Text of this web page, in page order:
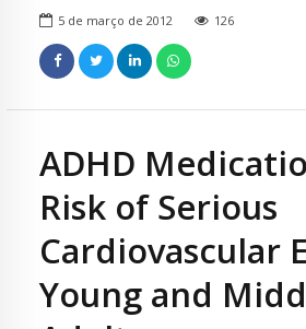
5 de março de 2012 126
ADHD
Risk of Serious
Cardiovascular
Young and